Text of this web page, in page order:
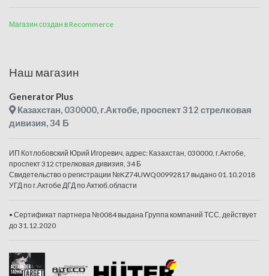
Магазин создан в Recommerce
Наш магазин
Generator Plus
Казахстан, 030000, г.Актобе, проспект 312 стрелковая
дивизия, 34 Б
ИП Котлобовский Юрий Игоревич, адрес: Казахстан, 030000, г.Актобе,
проспект 312 стрелковая дивизия, 34 Б
Свидетельство о регистрации №KZ74UWQ00992817 выдано 01.10.2018
УГД по г.Актобе ДГД по Актюб.области
• Сертификат партнера №0084 выдана Группа компаний ТСС, действует
до 31.12.2020